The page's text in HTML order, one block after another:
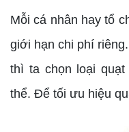
Mỗi cá nhân hay tổ
giới hạn chi phí
thì ta chọn loại
thể. Để tối ưu hiệu